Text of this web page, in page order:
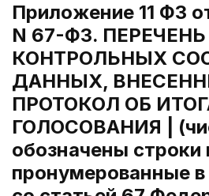
Приложение 11 ФЗ
N 67-ФЗ. ПЕРЕЧЕНЬ
КОНТРОЛЬНЫХ
ДАННЫХ,
ПРОТОКОЛ ОБ
ГОЛОСОВАНИЯ |
обозначены строки
пронумерованные в